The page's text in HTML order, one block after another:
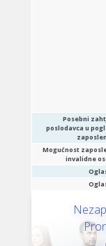
Posebni
poslodavca u
Mogućnost
invalidne